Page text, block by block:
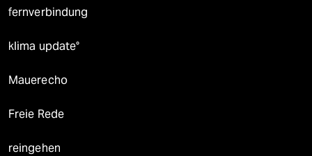
fernverbindung
klima update°
Mauerecho
Freie Rede
reingehen